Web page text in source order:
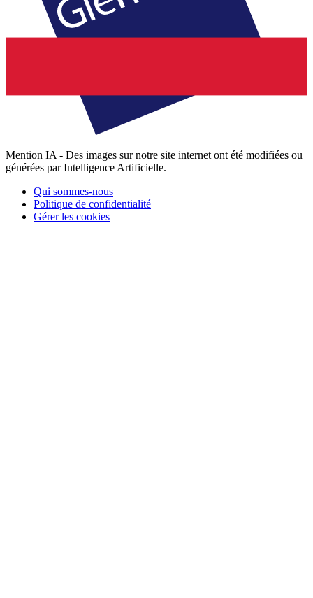
Mention IA - Des images sur notre site internet ont été modifiées ou
générées par Intelligence Artificielle.
Qui sommes-nous
Politique de confidentialité
Gérer les cookies